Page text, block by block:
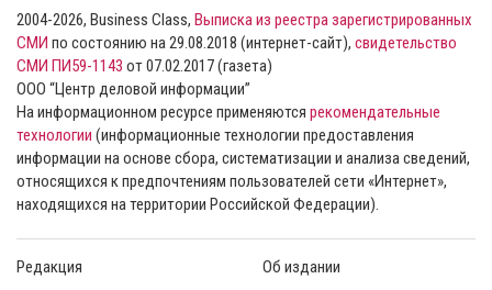
2004-2026, Business Class, Выписка из реестра зарегистрированных
СМИ по состоянию на 29.08.2018 (интернет-сайт), свидетельство
СМИ ПИ59-1143 от 07.02.2017 (газета)
ООО “Центр деловой информации”
На информационном ресурсе применяются рекомендательные
технологии (информационные технологии предоставления
информации на основе сбора, систематизации и анализа сведений,
относящихся к предпочтениям пользователей сети «Интернет»,
находящихся на территории Российской Федерации).
Редакция Об издании